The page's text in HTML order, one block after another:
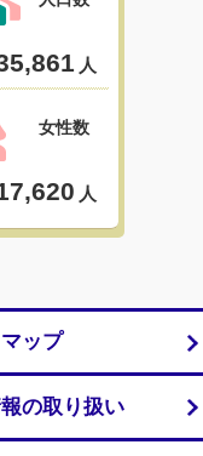
ップ
の取り扱い